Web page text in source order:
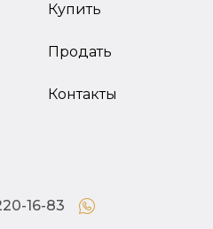
Купить
Продать
Контакты
16-83